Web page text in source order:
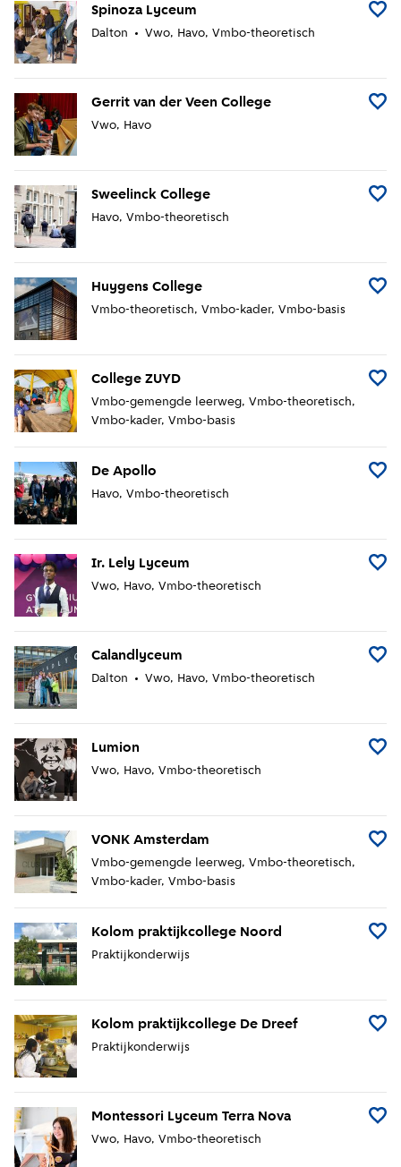
Spinoza Lyceum
Voeg
Dalton
Vwo Havo Vmbo-theoretisch
Gerrit van der Veen College
Voeg
Vwo Havo
Sweelinck College
Voeg
Havo Vmbo-theoretisch
Huygens College
Voeg
Vmbo-theoretisch Vmbo-kader Vmbo-basis
College ZUYD
Voeg
Vmbo-gemengde leerweg Vmbo-theoretisch
Vmbo-kader Vmbo-basis
De Apollo
Voeg
Havo Vmbo-theoretisch
Ir. Lely Lyceum
Voeg
Vwo Havo Vmbo-theoretisch
Calandlyceum
Voeg
Dalton
Vwo Havo Vmbo-theoretisch
Lumion
Voeg
Vwo Havo Vmbo-theoretisch
VONK Amsterdam
Voeg
Vmbo-gemengde leerweg Vmbo-theoretisch
Vmbo-kader Vmbo-basis
Kolom praktijkcollege Noord
Voeg
Praktijkonderwijs
Kolom praktijkcollege De Dreef
Voeg
Praktijkonderwijs
Montessori Lyceum Terra Nova
Voeg
Vwo Havo Vmbo-theoretisch